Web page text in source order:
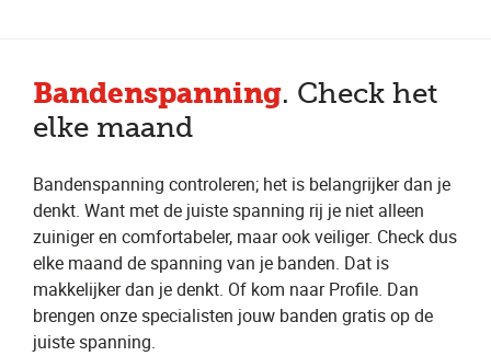
Bandenspanning. Check het
elke maand
Bandenspanning controleren; het is belangrijker dan je
denkt. Want met de juiste spanning rij je niet alleen
zuiniger en comfortabeler, maar ook veiliger. Check dus
elke maand de spanning van je banden. Dat is
makkelijker dan je denkt. Of kom naar Profile. Dan
brengen onze specialisten jouw banden gratis op de
juiste spanning.